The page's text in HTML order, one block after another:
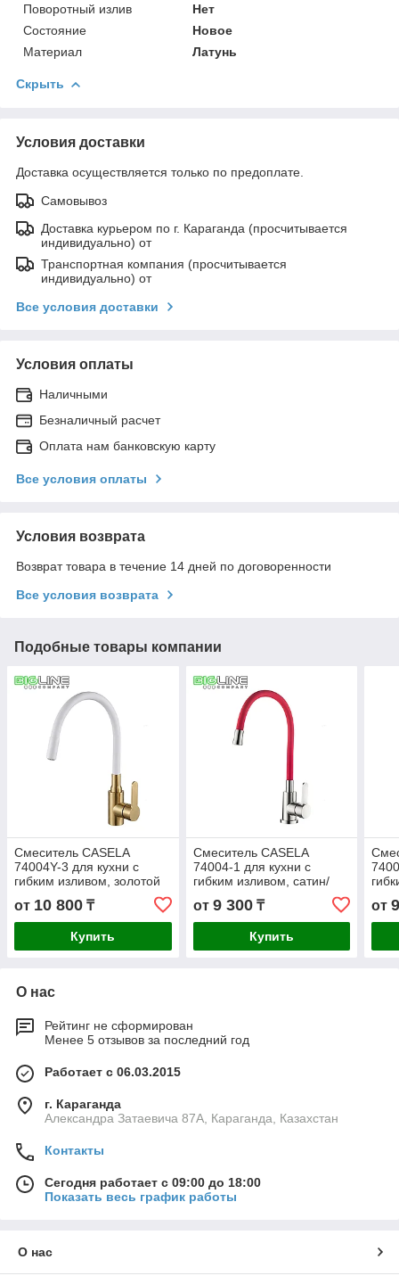
Поворотный излив
Нет
Состояние
Новое
Материал
Латунь
Скрыть
Условия доставки
Доставка осуществляется только по предоплате.
Самовывоз
Доставка курьером по г. Караганда (просчитывается
индивидуально) от
Транспортная компания (просчитывается
индивидуально) от
Все условия доставки
Условия оплаты
Наличными
Безналичный расчет
Оплата нам банковскую карту
Все условия оплаты
Условия возврата
Возврат товара в течение 14 дней по договоренности
Все условия возврата
Подобные товары компании
Смеситель CASELA
74004Y-3 для кухни с
гибким изливом, золотой
сатин/белый
от 10 800 ₸
Купить
Смеситель CASELA
74004-1 для кухни с
гибким изливом, сатин/
от 9 300₸
Купить
от
О нас
Рейтинг не сформирован
Менее 5 отзывов за последний год
Работает с 06.03.2015
г. Караганда
Александра Затаевича 87А, Караганда, Казахстан
Контакты
Сегодня работает с 09:00 до 18:00
Показать весь график работы
О нас